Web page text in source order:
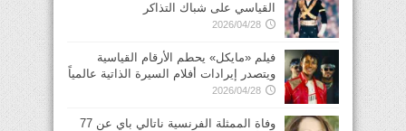
القياسي على شباك التذاكر
2026/04/28
فيلم «مايكل» يحطم الأرقام القياسية
ويتصدر إيرادات أفلام السيرة الذاتية عالمياً
2026/04/28
وفاة الممثلة الفرنسية ناتالي باي عن 77